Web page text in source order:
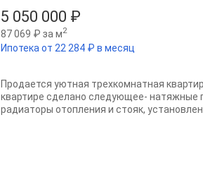
5 050 000 ₽
87 069 ₽ за м2
Ипотека от 22 284 ₽ в месяц
Продается уютная трехкомнатная
квартире сделано следующее- натяжные
радиаторы отопления и стояк,